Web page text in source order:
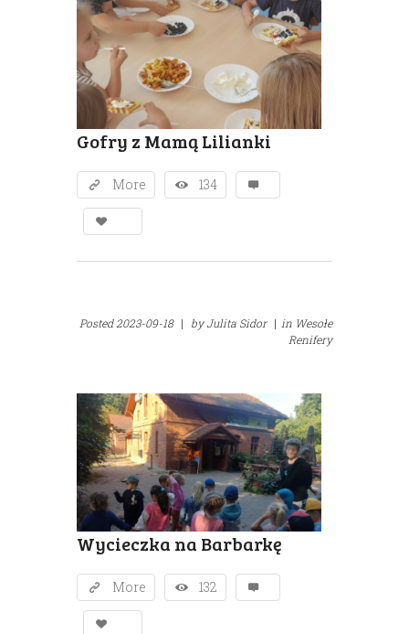
Gofry z Mamą Lilianki
More 134
Posted2023-09-18 | byJulita Sidor | in Wesołe
Renifery
Wycieczka na Barbarkę
More 132